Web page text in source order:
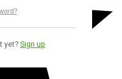
yet? Sign up